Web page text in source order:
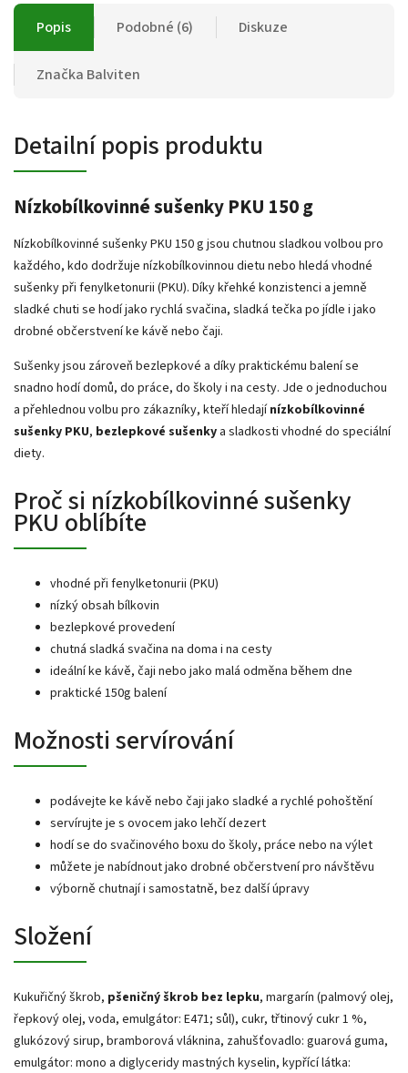
Popis Podobné (6) Diskuze
Značka Balviten
Detailní popis produktu
Nízkobílkovinné sušenky PKU 150 g
Nízkobílkovinné sušenky PKU 150 g jsou chutnou sladkou volbou pro
každého, kdo dodržuje nízkobílkovinnou dietu nebo hledá vhodné
sušenky při fenylketonurii (PKU). Díky křehké konzistenci a jemně
sladké chuti se hodí jako rychlá svačina, sladká tečka po jídle i jako
drobné občerstvení ke kávě nebo čaji.
Sušenky jsou zároveň bezlepkové a díky praktickému balení se
snadno hodí domů, do práce, do školy i na cesty. Jde o jednoduchou
a přehlednou volbu pro zákazníky, kteří hledajínízkobílkovinné
sušenky PKU, bezlepkové sušenky a sladkosti vhodné do speciální
diety.
Proč si nízkobílkovinné sušenky
PKU oblíbíte
vhodné při fenylketonurii (PKU)
nízký obsah bílkovin
bezlepkové provedení
chutná sladká svačina na doma i na cesty
ideální ke kávě, čaji nebo jako malá odměna během dne
praktické 150g balení
Možnosti servírování
podávejte ke kávě nebo čaji jako sladké a rychlé pohoštění
servírujte je s ovocem jako lehčí dezert
hodí se do svačinového boxu do školy, práce nebo na výlet
můžete je nabídnout jako drobné občerstvení pro návštěvu
výborně chutnají i samostatně, bez další úpravy
Složení
Kukuřičný škrob, pšeničný škrob bez lepku, margarín (palmový olej,
řepkový olej, voda, emulgátor: E471; sůl), cukr, třtinový cukr 1 %,
glukózový sirup, bramborová vláknina, zahušťovadlo: guarová guma,
emulgátor: mono a diglyceridy mastných kyselin, kypřící látka: